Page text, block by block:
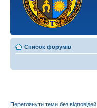
Список форумів
Переглянути теми без відповідей